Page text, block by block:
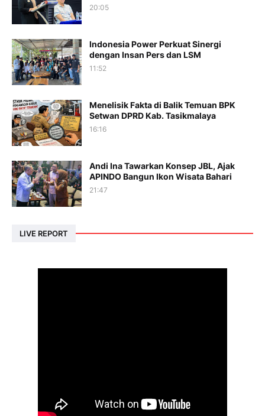
20:05
Indonesia Power Perkuat Sinergi
dengan Insan Pers dan LSM
11:52
Menelisik Fakta di Balik Temuan BPK
Setwan DPRD Kab. Tasikmalaya
16:16
Andi Ina Tawarkan Konsep JBL, Ajak
APINDO Bangun Ikon Wisata Bahari
21:47
LIVE REPORT